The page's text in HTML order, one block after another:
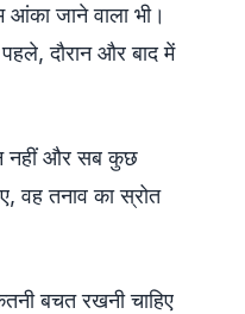
जाने वाला भी।
दौरान और बाद में
नहीं और सब कुछ
वह तनाव का स्रोत
बचत रखनी चाहिए